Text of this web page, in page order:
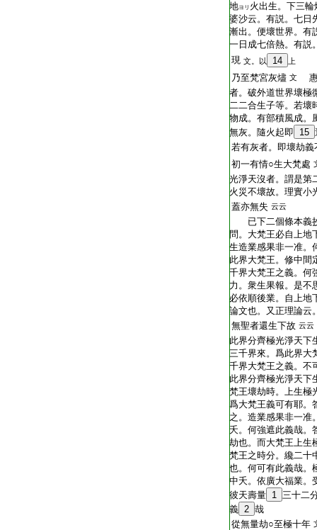
地ヨリ 火出生。下三
婆沙云。有説。七日
漸出。便壞世界。有
一日成七倍熱。有説
現 文。以 14 上
乃至梵宮灰燼 文
惠
者。破外道世界壞極
二二合生子等。若壞
物成。有部積風成。
無灰。隨火起即
15
若有灰者。即壞劫義
初一有情○生大梵處
光淨天沒者。謂是第
火災不壞故。理實小
蓋亦無失 云云
已下二個條本義
問。大梵王必自上地
生造業感果非一准。
此界大梵王。修中間
千界大梵王之義。何
力。衆生果報。是不
必依順後業。自上地
論文也。又正理論云
無聖者還生下故 云云
此界分齊極光淨天下
三千界來。爲此界大
千界大梵王之義。不
此界分齊極光淨天下
梵王壞劫時。上生極
爲大梵王義可有耶。
之。造業感果非一准
夭。何強遮此義哉。
劫也。而大梵王上生
梵王之時分。纔二十
也。何可有此義哉。
中夭。依廣大福業。
彼天壽量 1 三十二
義 2 哉
從無量劫○至極十年